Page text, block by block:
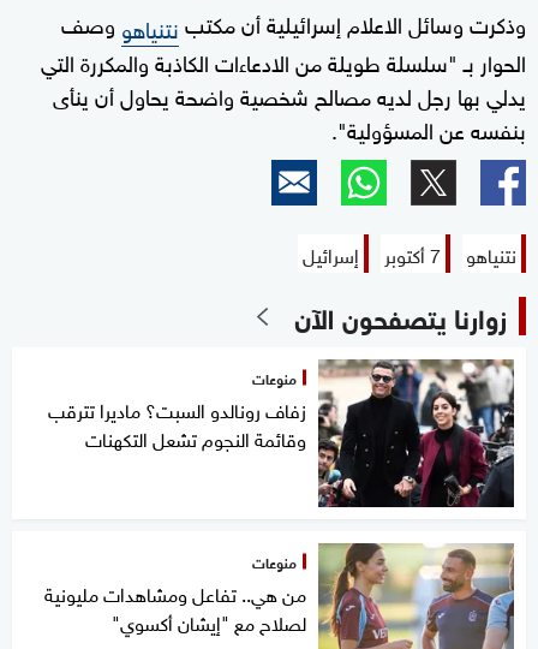
وذكرت وسائل الاعلام إسرائيلية أن مكتبنتنياهو وصف
الحوار بـ "سلسلة طويلة من الادعاءات الكاذبة والمكررة التي
يدلي بها رجل لديه مصالح شخصية واضحة يحاول أن ينأى
بنفسه عن المسؤولية".
نتنياهو 7 أكتوبر إسرائيل
زوارنا يتصفحون الآن
منوعات
زفاف رونالدو السبت؟ ماديرا تترقب
وقائمة النجوم تشعل التكهنات
منوعات
من هي.. تفاعل ومشاهدات مليونية
لصلاح مع "إيشان أكسوي"